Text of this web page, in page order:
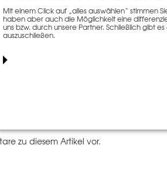
Sie bitte der Technischen
schreiben
sein, um einen Kommentar
zu diesem Artikel vor.
Mit einem Click auf „alles auswählen“ stimmen
haben aber auch die Möglichkeit eine
uns bzw. durch unsere Partner. Schließlich gibt
auszuschließen.